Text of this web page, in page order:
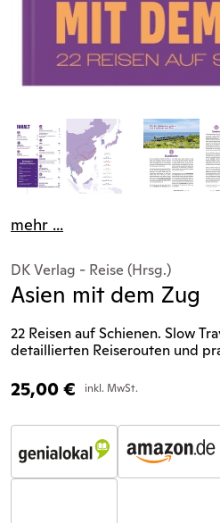
mehr ...
DK Verlag - Reise (Hrsg.)
Asien mit dem Zug
22 Reisen auf Schienen. Slow
detaillierten Reiserouten und
25,00€ inkl. MwSt.